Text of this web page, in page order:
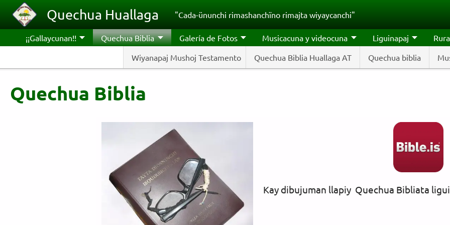
Pasar al contenido principal
Quechua Huallaga "Cada-ünunchi rimashanchïno rimajta wiyaycanchi"
¡¡Gallaycunan!!
Quechua Biblia
Wiyanapaj Mushoj Testamento
Quechua Biblia Huallaga AT Quechua biblia
Galería de Fotos Musicacuna y videocuna Liguinapaj
Quechua Biblia
Kay dibujuman llapiy Quechua Bibliata